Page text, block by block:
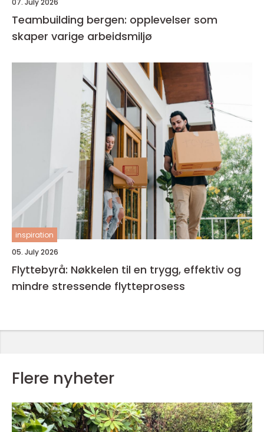
Teambuilding bergen: opplevelser som
skaper varige arbeidsmiljø
inspiration
05. July 2026
Flyttebyrå: Nøkkelen til en trygg, effektiv og
mindre stressende flytteprosess
Flere nyheter